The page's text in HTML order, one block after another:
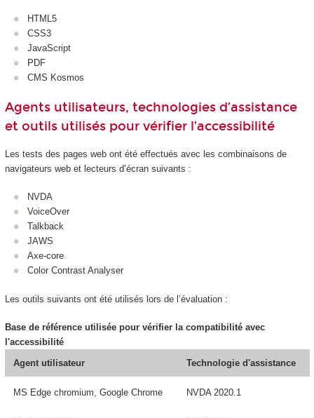
HTML5
CSS3
JavaScript
PDF
CMS Kosmos
Agents utilisateurs, technologies d’assistance
et outils utilisés pour vérifier l’accessibilité
Les tests des pages web ont été effectués avec les combinaisons de
navigateurs web et lecteurs d’écran suivants :
NVDA
VoiceOver
Talkback
JAWS
Axe-core
Color Contrast Analyser
Les outils suivants ont été utilisés lors de l’évaluation :
Base de référence utilisée pour vérifier la compatibilité avec
l'accessibilité
Agent utilisateur
Technologie d'assistance
MS Edge chromium, Google Chrome NVDA 2020.1